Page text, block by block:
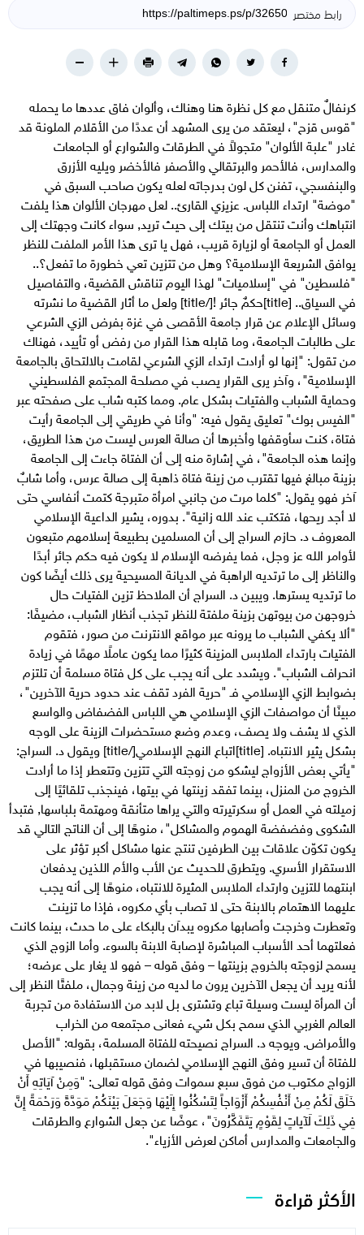
رابط مختصر
كرنفالٌ متنقل مع كل نظرة هنا وهناك، وألوان فاق عددها ما يحمله
"قوس قزح"، ليعتقد من يرى المشهد أن عددًا من الأقلام الملونة قد
غادر "علبة الألوان" متجولاً في الطرقات والشوارع أو الجامعات
والمدارس، فالأحمر والبرتقالي والأصفر فالأخضر ويليه الأزرق
والبنفسجي، تفنن كل لون بدرجاته لعله يكون صاحب السبق في
"موضة" ارتداء اللباس. عزيزي القارئ.. لعل مهرجان الألوان هذا يلفت
انتباهك وأنت تنتقل من بيتك إلى حيث تريد, سواء كانت وجهتك إلى
العمل أو الجامعة أو لزيارة قريب، فهل يا ترى هذا الأمر الملفت للنظر
يوافق الشريعة الإسلامية؟ وهل من تتزين تعي خطورة ما تفعل؟..
"فلسطين" في "إسلاميات" لهذا اليوم تناقش القضية، والتفاصيل
في السياق.. [title]حكمٌ جائر ![/title] ولعل ما أثار القضية ما نشرته
وسائل الإعلام عن قرار جامعة الأقصى في غزة بفرض الزي الشرعي
على طالبات الجامعة، وما قابله هذا القرار من رفض أو تأييد، فهناك
من تقول: "إنها لو أرادت ارتداء الزي الشرعي لقامت بالالتحاق بالجامعة
الإسلامية"، وآخر يرى القرار يصب في مصلحة المجتمع الفلسطيني
وحماية الشباب والفتيات بشكل عام. ومما كتبه شاب على صفحته عبر
"الفيس بوك" تعليق يقول فيه: "وأنا في طريقي إلى الجامعة رأيت
فتاة، كنت سأوقفها وأخبرها أن صالة العرس ليست من هذا الطريق،
وإنما هذه الجامعة"، في إشارة منه إلى أن الفتاة جاءت إلى الجامعة
بزينة مبالغ فيها تقترب من زينة فتاة ذاهبة إلى صالة عرس، وأما شابٌ
آخر فهو يقول: "كلما مرت من جانبي امرأة متبرجة كتمت أنفاسي حتى
لا أجد ريحها، فتكتب عند الله زانية". بدوره، يشير الداعية الإسلامي
المعروف د. حازم السراج إلى أن المسلمين بطبيعة إسلامهم متبعون
لأوامر الله عز وجل، فما يفرضه الإسلام لا يكون فيه حكم جائر أبدًا
والناظر إلى ما ترتديه الراهبة في الديانة المسيحية يرى ذلك أيضًا كون
ما ترتديه يسترها. ويبين د. السراج أن الملاحظ تزين الفتيات حال
خروجهن من بيوتهن بزينة ملفتة للنظر تجذب أنظار الشباب، مضيفًا:
"ألا يكفي الشباب ما يرونه عبر مواقع الانترنت من صور، فتقوم
الفتيات بارتداء الملابس المزينة كثيرًا مما يكون عاملًا مهمًا في زيادة
انحراف الشباب". ويشدد على أنه يجب على كل فتاة مسلمة أن تلتزم
بضوابط الزي الإسلامي فـ "حرية الفرد تقف عند حدود حرية الآخرين"،
مبينًا أن مواصفات الزي الإسلامي هي اللباس الفضفاض والواسع
الذي لا يشف ولا يصف، وعدم وضع مستحضرات الزينة على الوجه
بشكل يثير الانتباه. [title]اتباع النهج الإسلامي[/title] ويقول د. السراج:
"يأتي بعض الأزواج ليشكو من زوجته التي تتزين وتتعطر إذا ما أرادت
الخروج من المنزل، بينما تفقد زينتها في بيتها، فينجذب تلقائيًا إلى
زميلته في العمل أو سكرتيرته والتي يراها متأنقة ومهتمة بلباسها, فتبدأ
الشكوى وفضفضة الهموم والمشاكل"، منوهًا إلى أن الناتج التالي قد
يكون تكوّن علاقات بين الطرفين تنتج عنها مشاكل أكبر تؤثر على
الاستقرار الأسري. ويتطرق للحديث عن الأب والأم اللذين يدفعان
ابنتهما للتزين وارتداء الملابس المثيرة للانتباه، منوهًا إلى أنه يجب
عليهما الاهتمام بالابنة حتى لا تصاب بأي مكروه، فإذا ما تزينت
وتعطرت وخرجت وأصابها مكروه يبدآن بالبكاء على ما حدث، بينما كانت
فعلتهما أحد الأسباب المباشرة لإصابة الابنة بالسوء. وأما الزوج الذي
يسمح لزوجته بالخروج بزينتها – وفق قوله – فهو لا يغار على عرضه؛
لأنه يريد أن يجعل الآخرين يرون ما لديه من زينة وجمال، ملفتًا النظر إلى
أن المرأة ليست وسيلة تباع وتشترى بل لابد من الاستفادة من تجربة
العالم الغربي الذي سمح بكل شيء فعانى مجتمعه من الخراب
والأمراض. ويوجه د. السراج نصيحته للفتاة المسلمة، بقوله: "الأصل
للفتاة أن تسير وفق النهج الإسلامي لضمان مستقبلها، فنصيبها في
الزواج مكتوب من فوق سبع سموات وفق قوله تعالى: "وَمِنْ آيَاتِهِ أَنْ
خَلَقَ لَكُمْ مِنْ أَنْفُسِكُمْ أَزْوَاجاً لِتَسْكُنُوا إِلَيْهَا وَجَعَلَ بَيْنَكُمْ مَوَدَّةً وَرَحْمَةً إِنَّ
فِي ذَلِكَ لَآياتٍ لِقَوْمٍ يَتَفَكَّرُونَ"، عوضًا عن جعل الشوارع والطرقات
والجامعات والمدارس أماكن لعرض الأزياء".
الأكثر قراءة